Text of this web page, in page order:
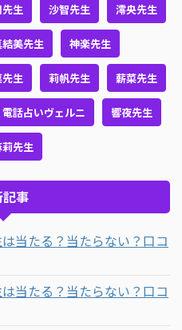
生 沙智先生 澪央先生
結美先生 神楽先生
生 莉帆先生 薪菜先生
電話占いヴェルニ 響夜先生
先生
事
当たる？当たらない？口コ
当たる？当たらない？口コ